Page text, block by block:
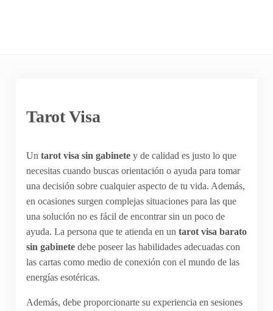
Tarot Visa
Un tarot visa sin gabinete y de calidad es justo lo que
necesitas cuando buscas orientación o ayuda para tomar
una decisión sobre cualquier aspecto de tu vida. Además,
en ocasiones surgen complejas situaciones para las que
una solución no es fácil de encontrar sin un poco de
ayuda. La persona que te atienda en un tarot visa barato
sin gabinete debe poseer las habilidades adecuadas con
las cartas como medio de conexión con el mundo de las
energías esotéricas.
Además, debe proporcionarte su experiencia en sesiones